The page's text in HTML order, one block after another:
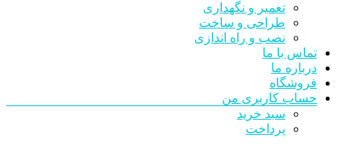
تعمیر و نگهداری
طراحی و ساخت
نصب و راه اندازی
تماس با ما
درباره ما
فروشگاه
حساب کاربری من
سبد خرید
پرداخت